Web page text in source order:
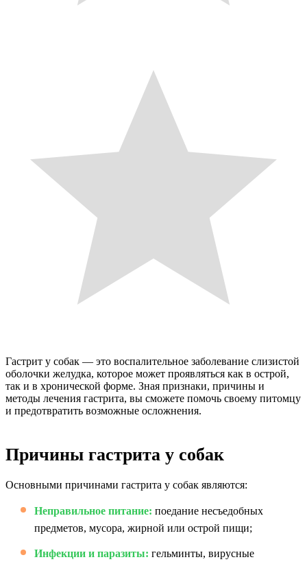
Гастрит у собак — это воспалительное заболевание слизистой
оболочки желудка, которое может проявляться как в острой,
так и в хронической форме. Зная признаки, причины и
методы лечения гастрита, вы сможете помочь своему питомцу
и предотвратить возможные осложнения.
Причины гастрита у собак
Основными причинами гастрита у собак являются:
Неправильное питание: поедание несъедобных
предметов, мусора, жирной или острой пищи;
Инфекции и паразиты: гельминты, вирусные